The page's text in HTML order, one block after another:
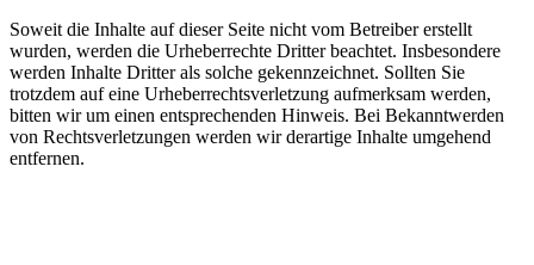
Soweit die Inhalte auf dieser Seite nicht vom Betreiber erstellt
wurden, werden die Urheberrechte Dritter beachtet. Insbesondere
werden Inhalte Dritter als solche gekennzeichnet. Sollten Sie
trotzdem auf eine Urheberrechtsverletzung aufmerksam werden,
bitten wir um einen entsprechenden Hinweis. Bei Bekanntwerden
von Rechtsverletzungen werden wir derartige Inhalte umgehend
entfernen.